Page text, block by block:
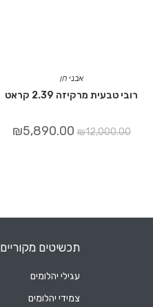
אבני חן
רובי טבעית מרקיזה 2.39 קראט
₪12,000.00
₪5,890.00
תכשיטים מקוריים
עגילי יהלומים
צמידי יהלומים